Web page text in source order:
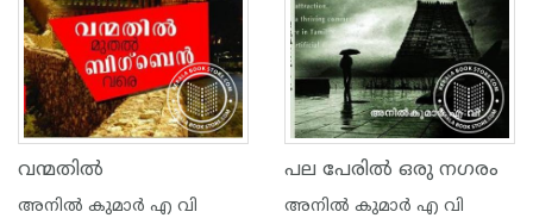
വന്മതില്‍
അനില്‍ കുമാര്‍ എ വി
പല പേരില്‍ ഒരു നഗരം
അനില്‍ കുമാര്‍ എ വി